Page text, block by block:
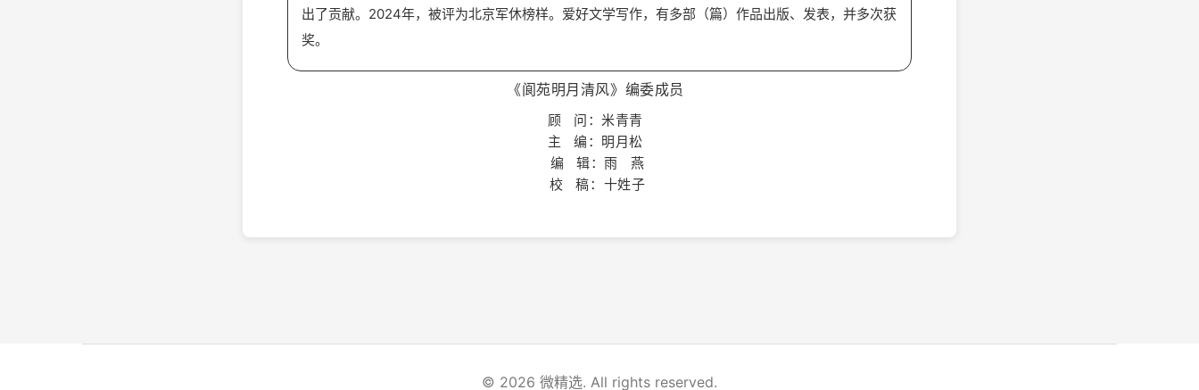
出了贡献。2024年，被评为北京军休榜样。爱好文学写作，有多部（篇）作品出版、发表，并多次获
奖。
《阆苑明月清风》编委成员
顾 问：米青青
主 编：明月松
编 辑：雨 燕
校 稿：十姓子
© 2026 微精选. All rights reserved.